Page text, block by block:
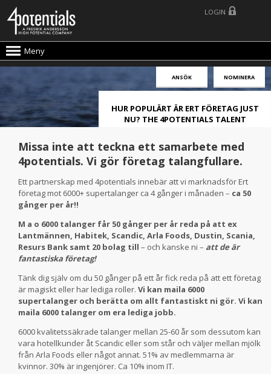
Meny
LOGIN
ANSÖK NOMINERA
HUR POPULÄRT ÄR ERT FÖRETAG JUST
NU? THE 4POTENTIALS TALENT
Missa inte att teckna ett samarbete med
4potentials. Vi gör företag talangfullare.
Ett partnerskap med 4potentials innebär att vi marknadsför Ert
företag mot 6000+ supertalanger ca 4 gånger i månaden – ca 50
gånger per år!!
M a o 6000 talanger får 50 gånger per år reda på att ex
Lantmännen, Habitek, Scandic, Arla Foods, Dustin, Scania,
Resurs Bank samt 20 bolag till – och kanske ni – att de är
fantastiska företag!
Tänk dig själv om du 50 gånger på ett år fick reda på att ett företag
är magiskt eller har lediga roller. Vi kan maila 6000
supertalanger och berätta om allt fantastiskt ni gör. Vi kan
maila 6000 talanger om era lediga jobb.
6000 kvalitetssäkrade talanger mellan 25-60 år som dessutom kan
vara hotellkunder åt Scandic eller som står och väljer mellan mjölk
från Arla Foods eller något annat. 51% av medlemmarna är
kvinnor. 30% är ingenjörer. Ca 10% inom IT.